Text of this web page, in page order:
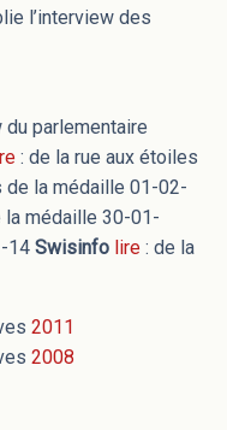
l’interview des
du parlementaire
: de la rue aux étoiles
de la médaille 01-02-
la médaille 30-01-
14 Swisinfo lire : de la
2011
2008